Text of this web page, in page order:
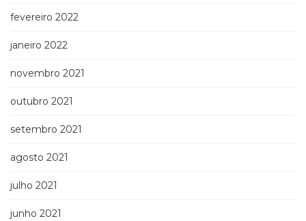
fevereiro 2022
janeiro 2022
novembro 2021
outubro 2021
setembro 2021
agosto 2021
julho 2021
junho 2021